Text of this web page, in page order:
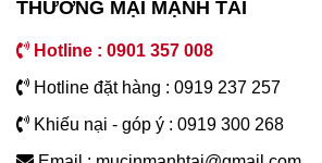
THƯƠNG MẠI MẠNH TÀI
Hotline : 0901 357 008
Hotline đặt hàng : 0919 237 257
Khiếu nại - góp ý : 0919 300 268